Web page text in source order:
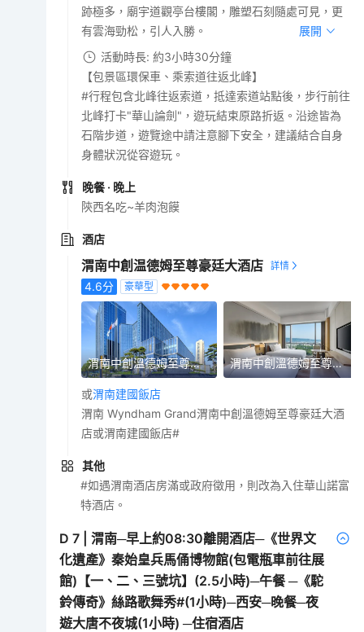
跡極多，廟宇道觀亭台樓閣，雕塑石刻隨處可見，更
有雲海勁松，引人入勝。
展開
活動時長: 約3小時30分鐘
【包景區環保車、乘索道往返北峰】
#行程包含北峰往返索道，抵達索道站點後，步行前往
北峰打卡"華山論劍"，遊玩結束原路折返。沿途皆為
石階步道，遊覽途中請注意腳下安全，建議結合自身
身體狀況從容遊玩。
晚餐 · 晚上
陝西名吃~羊肉泡饃
酒店
渭南中創温德姆至尊豪廷大酒店
4.6分 豪華型
渭南中創溫德姆至尊豪廷大酒店 渭南中創溫德姆至尊豪廷大酒店
或渭南建國飯店
渭南 Wyndham Grand渭南中創溫德姆至尊豪廷大酒
店或渭南建國飯店#
其他
#如遇渭南酒店房滿或政府徵用，則改為入住華山諾富
特酒店。
D7 |渭南─早上約08:30離開酒店─《世界文
化遺產》秦始皇兵馬俑博物館(包電瓶車前往展
館)【一、二、三號坑】(2.5小時)─午餐 ─《駝
鈴傳奇》絲路歌舞秀#(1小時)─西安─晚餐─夜
遊大唐不夜城(1小時) ─住宿酒店